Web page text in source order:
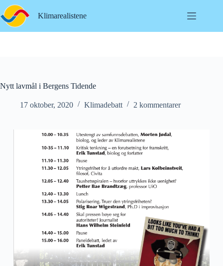
Hopp
til
innholdet
Klimarealistene
Nytt lavmål i Bergens Tidende
17 oktober, 2020 Klimadebatt 2 kommentarer